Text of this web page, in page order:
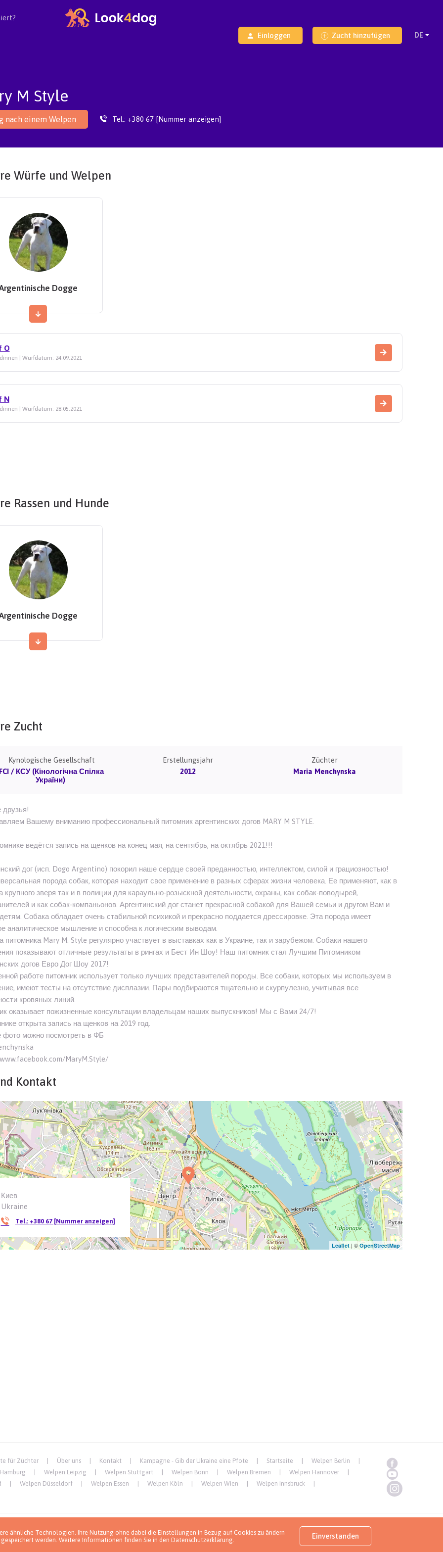
Einloggen Zucht hinzufügen
M Style
nach einem Welpen Tel.: +380 67 [Nummer anzeigen]
Würfe und Welpen
Dogge
O
| Wurfdatum: 24.09.2021
N
| Wurfdatum: 28.05.2021
Rassen und Hunde
Dogge
Zucht
Kynologische Gesellschaft
/ КСУ (Кінологічна Спілка
України)
Erstellungsjahr
2012
Züchter
Maria Menchynska
друзья!
Вашему вниманию профессиональный питомник аргентинских догов MARY M STYLE.
ведётся запись на щенков на конец мая, на сентябрь, на октябрь 2021!!!
дог (исп. Dogo Argentino) покорил наше сердце своей преданностью, интеллектом, силой и грациозностью!
порода собак, которая находит свое применение в разных сферах жизни человека. Ее применяют, как в
крупного зверя так и в полиции для караульно-розыскной деятельности, охраны, как собак-поводырей,
и как собак-компаньонов. Аргентинский дог станет прекрасной собакой для Вашей семьи и другом Вам и
Собака обладает очень стабильной психикой и прекрасно поддается дрессировке. Эта порода имеет
аналитическое мышление и способна к логическим выводам.
питомника Mary M. Style регулярно участвует в выставках как в Украине, так и зарубежом. Собаки нашего
показывают отличные результаты в рингах и Бест Ин Шоу! Наш питомник стал Лучшим Питомником
догов Евро Дог Шоу 2017!
работе питомник использует только лучших представителей породы. Все собаки, которых мы используем в
имеют тесты на отсутствие дисплазии. Пары подбираются тщательно и скурпулезно, учитывая все
кровяных линий.
оказывает пожизненные консультации владельцам наших выпускников! Мы с Вами 24/7!
открыта запись на щенков на 2019 год.
можно посмотреть в ФБ
MaryM.Style/
Kontakt
Киев
Ukraine
Tel.: +380 67 [Nummer anzeigen]
Leaflet | ©OpenStreetMap
für Züchter Über uns Kontakt Kampagne - Gib der Ukraine eine Pfote Startseite
Welpen Berlin
Welpen Leipzig Welpen Stuttgart Welpen Bonn Welpen Bremen
Welpen Hannover
Welpen Düsseldorf Welpen Essen Welpen Köln Welpen Wien Welpen Innsbruck
Copyrights ( c ) 2026 Look4dog.com
ähnliche Technologien. Ihre Nutzung ohne dabei die Einstellungen in Bezug auf Cookies zu ändern
werden. Weitere Informationen finden Sie in den Datenschutzerklärung Einverstanden